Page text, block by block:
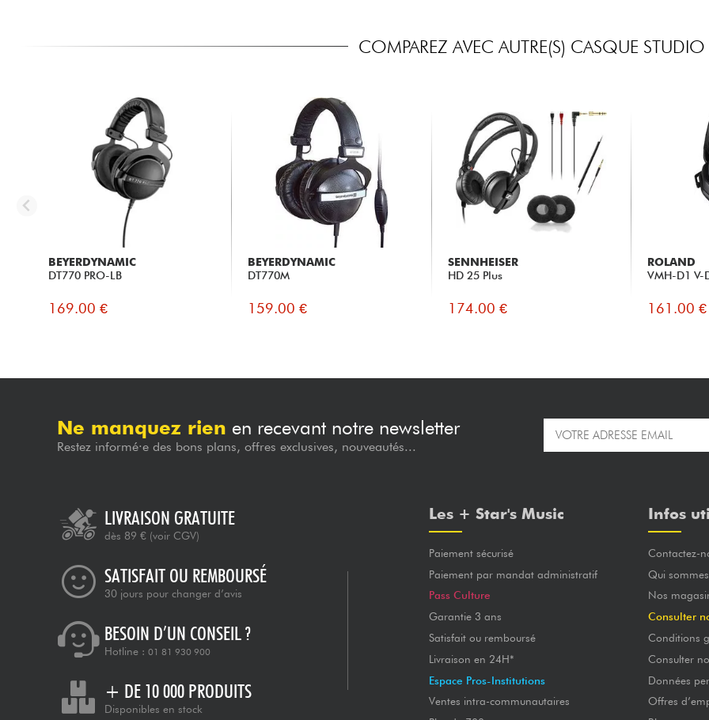
COMPAREZ AVEC AUTRE(S) CASQUE STUDIO
BEYERDYNAMIC
DT770 PRO-LB
169.00 €
BEYERDYNAMIC
DT770M
159.00 €
SENNHEISER
HD 25 Plus
174.00 €
ROLAND
VMH-D1 V-
161.00 €
Ne manquez rien en recevant notre newsletter
Restez informé·e des bons plans, offres exclusives, nouveautés...
LIVRAISON GRATUITE
dès 89 € (voir CGV)
SATISFAIT OU REMBOURSÉ
30 jours pour changer d’avis
BESOIN D’UN CONSEIL ?
Hotline : 01 81 930 900
+ DE 10 000 PRODUITS
Disponibles en stock
Les + Star's Music
Paiement sécurisé
Paiement par mandat administratif
Pass Culture
Garantie 3 ans
Satisfait ou remboursé
Livraison en 24H*
Espace Pros-Institutions
Ventes intra-communautaires
Infos
Contactez-
Qui
Nos
Consulter
Conditions
Consulter
Données
Offres